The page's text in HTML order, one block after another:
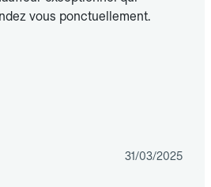
vous ponctuellement.
31/03/2025